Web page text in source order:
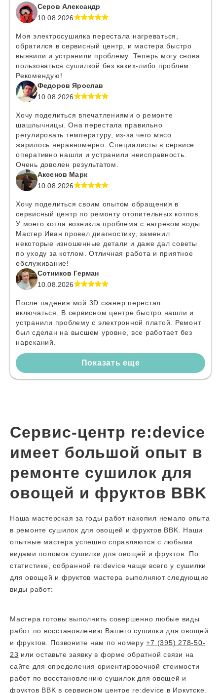
Серов Александр
10.08.2026
Моя электросушилка перестала нагреваться,
обратился в сервисный центр, и мастера быстро
выявили и устранили проблему. Теперь могу снова
пользоваться сушилкой без каких-либо проблем.
Рекомендую!
Федоров Ярослав
10.08.2026
Хочу поделиться впечатлениями о ремонте
шашлычницы. Она перестала правильно
регулировать температуру, из-за чего мясо
жарилось неравномерно. Специалисты в сервисе
оперативно нашли и устранили неисправность.
Очень доволен результатом.
Аксенов Марк
10.08.2026
Хочу поделиться своим опытом обращения в
сервисный центр по ремонту отопительных котлов.
У моего котла возникла проблема с нагревом воды.
Мастер Иван провел диагностику, заменил
некоторые изношенные детали и даже дал советы
по уходу за котлом. Отличная работа и приятное
обслуживание!
Сотников Герман
10.08.2026
После падения мой 3D сканер перестал
включаться. В сервисном центре быстро нашли и
устранили проблему с электронной платой. Ремонт
был сделан на высшем уровне, все работает без
нареканий.
Показать еще
Сервис-центр re:device
имеет большой опыт в
ремонте сушилок для
овощей и фруктов BBK
Наша мастерская за годы работ накопил немало опыта
в ремонте сушилок для овощей и фруктов BBK. Наши
опытные мастера успешно справляются с любыми
видами поломок сушилки для овощей и фруктов. По
статистике, собранной re:device чаще всего у сушилки
для овощей и фруктов мастера выполняют следующие
виды работ:
Мастера готовы выполнить совершенно любые виды
работ по восстановлению Вашего сушилки для овощей
и фруктов. Позвоните нам по номеру+7 (395) 278-50-
23 или оставьте заявку в форме обратной связи на
сайте для определения ориентировочной стоимости
работ по восстановлению сушилок для овощей и
фруктов BBK в сервисном центре re:device в Иркутске.